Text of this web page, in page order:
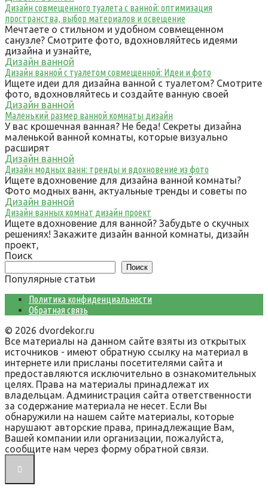
Дизайн совмещенного туалета с ванной: оптимизация
пространства, выбор материалов и освещение
Мечтаете о стильном и удобном совмещенном
санузле? Смотрите фото, вдохновляйтесь идеями
дизайна и узнайте,
Дизайн ванной
Дизайн ванной с туалетом совмещенной: Идеи и фото
Ищете идеи для дизайна ванной с туалетом? Смотрите
фото, вдохновляйтесь и создайте ванную своей
Дизайн ванной
Маленький размер ванной комнаты дизайн
У вас крошечная ванная? Не беда! Секреты дизайна
маленькой ванной комнаты, которые визуально
расширят
Дизайн ванной
Дизайн модных ванн: тренды и вдохновение из фото
Ищете вдохновение для дизайна ванной комнаты?
Фото модных ванн, актуальные тренды и советы по
Дизайн ванной
Дизайн ванных комнат дизайн проект
Ищете вдохновение для ванной? Забудьте о скучных
решениях! Закажите дизайн ванной комнаты, дизайн
проект,
Поиск
Поиск
Популярные статьи
Политика конфиденциальности
Обратная связь
© 2026 dvordekor.ru
Все материалы на данном сайте взяты из открытых
источников - имеют обратную ссылку на материал в
интернете или присланы посетителями сайта и
предоставляются исключительно в ознакомительных
целях. Права на материалы принадлежат их
владельцам. Администрация сайта ответственности
за содержание материала не несет. Если Вы
обнаружили на нашем сайте материалы, которые
нарушают авторские права, принадлежащие Вам,
Вашей компании или организации, пожалуйста,
сообщите нам через форму обратной связи.